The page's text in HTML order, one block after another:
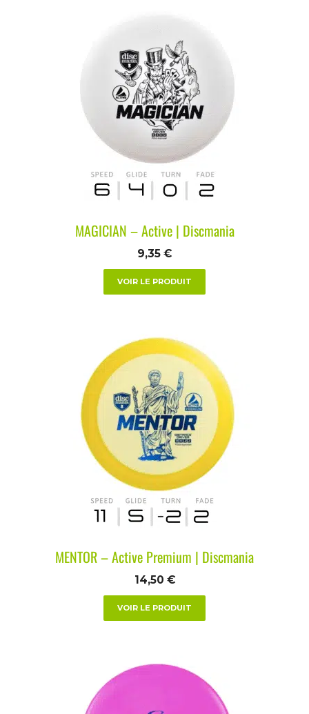
MAGICIAN – Active | Discmania
9,35 €
VOIR LE PRODUIT
MENTOR – Active Premium | Discmania
14,50 €
VOIR LE PRODUIT